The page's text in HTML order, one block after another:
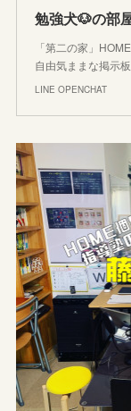
勉強犬🐶の部
「第二の家」
自由気ままな掲示板
LINE OPENCHAT